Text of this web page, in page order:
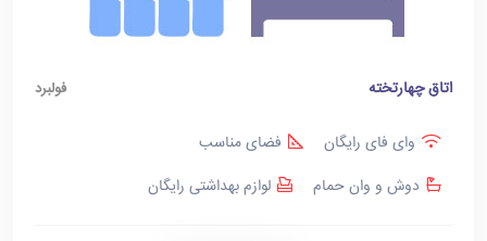
اتاق چهارتخته فولبرد
وای فای رایگان
فضای مناسب
دوش و وان حمام
لوازم بهداشتی رایگان